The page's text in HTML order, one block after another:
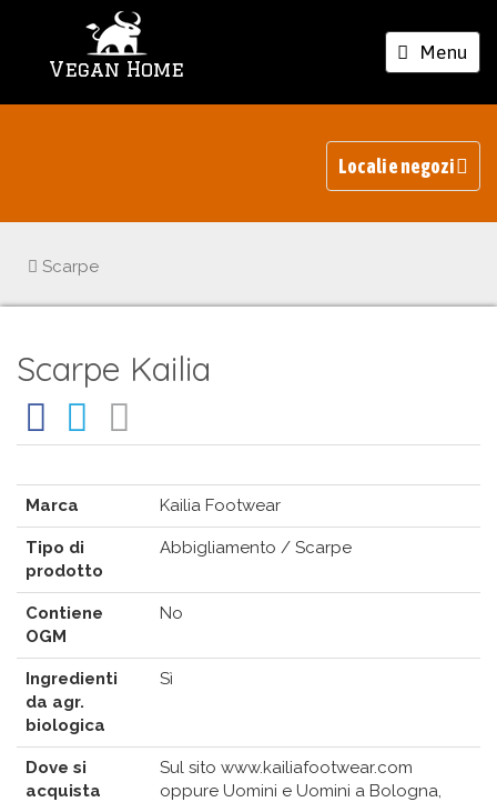
Vegan Home
Toggle
navigation
Menu
Locali e negozi
Scarpe
Scarpe Kailia
Marca Kailia Footwear
Tipo di
prodotto
Abbigliamento / Scarpe
Contiene
OGM
No
Ingredienti
da agr.
biologica
Sì
Dove si
acquista
Sul sito www.kailiafootwear.com
oppure Uomini e Uomini a Bologna,